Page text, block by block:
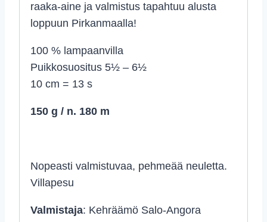
raaka-aine ja valmistus tapahtuu alusta
loppuun Pirkanmaalla!
100 % lampaanvilla
Puikkosuositus 5½ – 6½
10 cm = 13 s
150 g / n. 180 m
Nopeasti valmistuvaa, pehmeää neuletta.
Villapesu
Valmistaja: Kehräämö Salo-Angora